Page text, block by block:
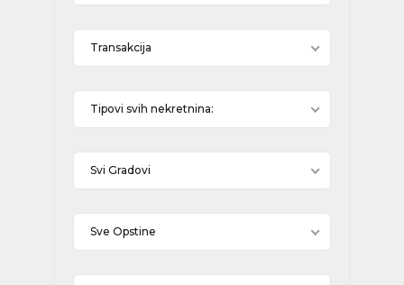
Transakcija
Tipovi svih nekretnina:
Svi Gradovi
Sve Opstine